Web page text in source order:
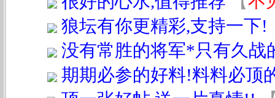
狼坛有你更精彩,支持一下!
没有常胜的将军*只有久战
期期必参的好料!料料必顶